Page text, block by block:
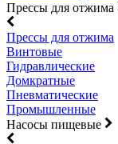
Прессы для отжима
Прессы для отжима
Винтовые
Гидравлические
Домкратные
Пневматические
Промышленные
Насосы пищевые